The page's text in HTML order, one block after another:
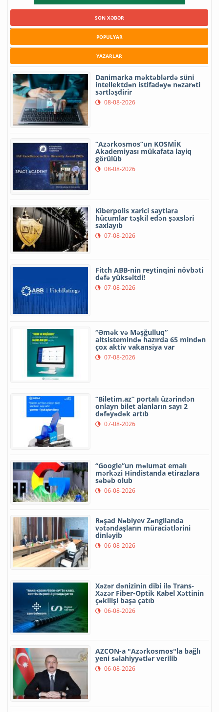
SON XƏBƏR
POPULYAR
YAZARLAR
Danimarka məktəblərdə süni
intellektdən istifadəyə nəzarəti
sərtləşdirir
08-08-2026
“Azərkosmos”un KOSMİK
Akademiyası mükafata layiq
görülüb
08-08-2026
Kiberpolis xarici saytlara
hücumlar təşkil edən şəxsləri
saxlayıb
07-08-2026
Fitch ABB-nin reytinqini növbəti
dəfə yüksəltdi!
07-08-2026
“Əmək və Məşğulluq”
altsistemində hazırda 65 mindən
çox aktiv vakansiya var
07-08-2026
“Biletim.az” portalı üzərindən
onlayn bilet alanların sayı 2
dəfəyədək artıb
07-08-2026
“Google”un məlumat emalı
mərkəzi Hindistanda etirazlara
səbəb olub
06-08-2026
Rəşad Nəbiyev Zəngilanda
vətəndaşların müraciətlərini
dinləyib
06-08-2026
Xəzər dənizinin dibi ilə Trans-
Xəzər Fiber-Optik Kabel Xəttinin
çəkilişi başa çatıb
06-08-2026
AZCON-a "Azərkosmos"la bağlı
yeni səlahiyyətlər verilib
06-08-2026